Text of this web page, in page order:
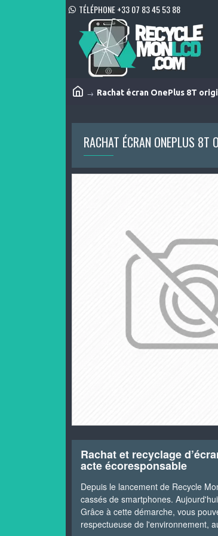
TÉLÉPHONE +33 07 83 45 53 88
Rachat écran OnePlus 8T
RACHAT ÉCRAN ONEPLUS 8T
Rachat et recyclage
acte écoresponsable
Depuis le lancement de Recycle
cassés de smartphones.
Grâce à cette démarche, vous
respectueuse de l'environnement,